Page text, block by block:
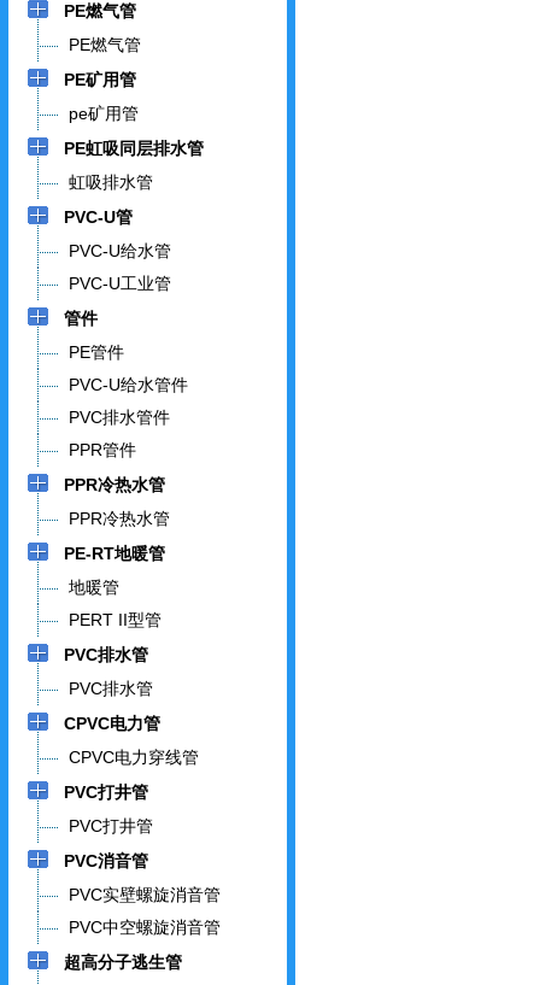
PE燃气管
PE燃气管
PE矿用管
pe矿用管
PE虹吸同层排水管
虹吸排水管
PVC-U管
PVC-U给水管
PVC-U工业管
管件
PE管件
PVC-U给水管件
PVC排水管件
PPR管件
PPR冷热水管
PPR冷热水管
PE-RT地暖管
地暖管
PERT II型管
PVC排水管
PVC排水管
CPVC电力管
CPVC电力穿线管
PVC打井管
PVC打井管
PVC消音管
PVC实壁螺旋消音管
PVC中空螺旋消音管
超高分子逃生管